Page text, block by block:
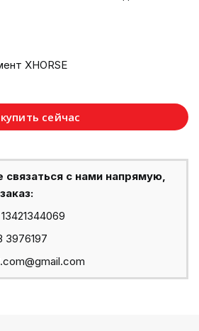
XHORSE
купить сейчас
с нами напрямую,
3976197